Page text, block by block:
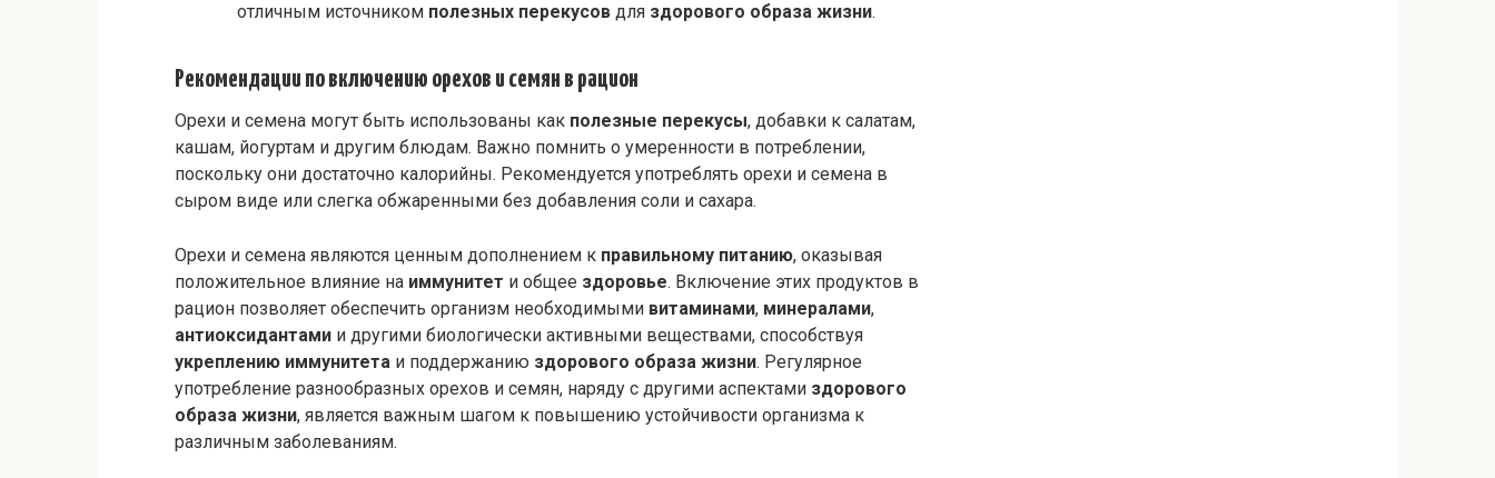
отличным источником полезных перекусов для здорового образа жизни.
Рекомендации по включению орехов и семян в рацион
Орехи и семена могут быть использованы как полезные перекусы, добавки к салатам,
кашам, йогуртам и другим блюдам. Важно помнить о умеренности в потреблении,
поскольку они достаточно калорийны. Рекомендуется употреблять орехи и семена в
сыром виде или слегка обжаренными без добавления соли и сахара.
Орехи и семена являются ценным дополнением к правильному питанию, оказывая
положительное влияние на иммунитет и общее здоровье. Включение этих продуктов в
рацион позволяет обеспечить организм необходимыми витаминами, минералами,
антиоксидантами и другими биологически активными веществами, способствуя
укреплению иммунитета и поддержанию здорового образа жизни. Регулярное
употребление разнообразных орехов и семян, наряду с другими аспектами здорового
образа жизни, является важным шагом к повышению устойчивости организма к
различным заболеваниям.